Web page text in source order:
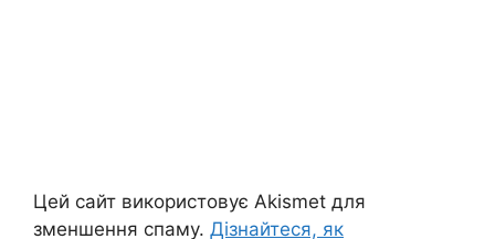
Цей сайт використовує Akismet для
зменшення спаму. Дізнайтеся, як